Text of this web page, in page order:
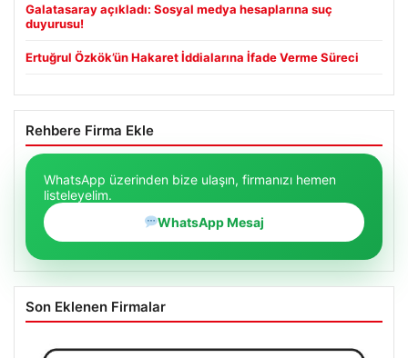
Galatasaray açıkladı: Sosyal medya hesaplarına suç
duyurusu!
Ertuğrul Özkök’ün Hakaret İddialarına İfade Verme Süreci
Rehbere Firma Ekle
WhatsApp üzerinden bize ulaşın, firmanızı hemen
listeleyelim.
WhatsApp Mesaj
Son Eklenen Firmalar